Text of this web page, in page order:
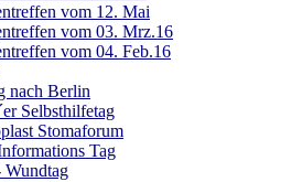
vom 12. Mai
vom 03. Mrz.16
vom 04. Feb.16
nach Berlin
Selbsthilfetag
Stomaforum
Tag
Wundtag